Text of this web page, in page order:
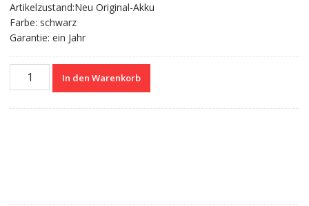
Artikelzustand:Neu Original-Akku
Farbe: schwarz
Garantie: ein Jahr
Nagelneuer
In den Warenkorb